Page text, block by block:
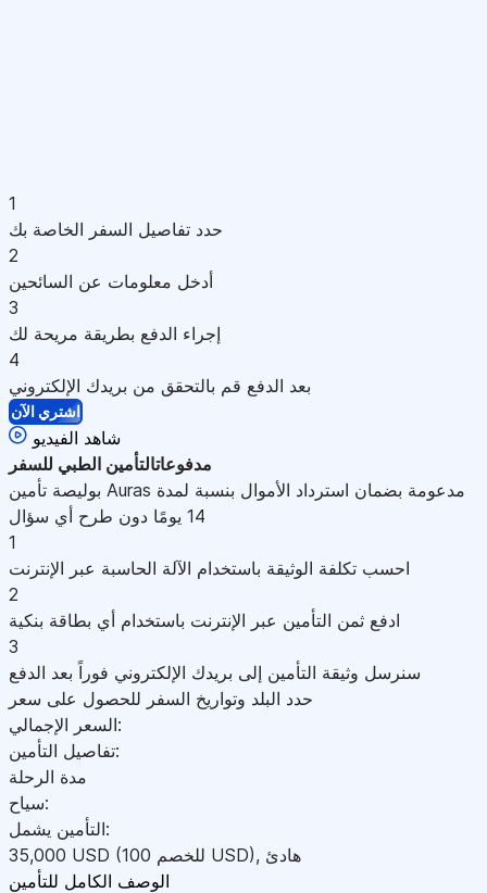
1
حدد تفاصيل السفر الخاصة بك
2
أدخل معلومات عن السائحين
3
إجراء الدفع بطريقة مريحة لك
4
بعد الدفع قم بالتحقق من بريدك الإلكتروني
اشتري الآن
شاهد الفيديو
مدفوعاتالتأمين الطبي للسفر
بوليصة تأمين Auras مدعومة بضمان استرداد الأموال بنسبة لمدة
14 يومًا دون طرح أي سؤال
1
احسب تكلفة الوثيقة باستخدام الآلة الحاسبة عبر الإنترنت
2
ادفع ثمن التأمين عبر الإنترنت باستخدام أي بطاقة بنكية
3
سنرسل وثيقة التأمين إلى بريدك الإلكتروني فوراً بعد الدفع
حدد البلد وتواريخ السفر للحصول على سعر
السعر الإجمالي:
تفاصيل التأمين:
مدة الرحلة
سياح:
التأمين يشمل:
35,000 USD USD), هادئ
الوصف الكامل للتأمين